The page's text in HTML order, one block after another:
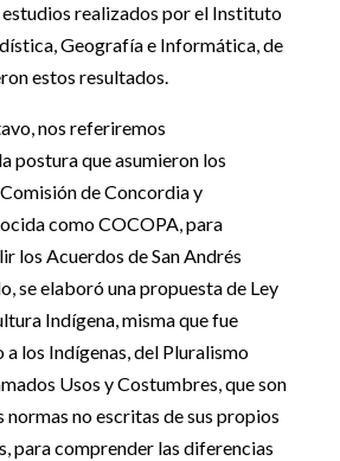
realizados por el Instituto
Geografía e Informática, de
estos resultados.
nos referiremos
postura que asumieron los
de Concordia y
como COCOPA, para
los Acuerdos de San Andrés
se elaboró una propuesta de Ley
Indígena, misma que fue
los Indígenas, del Pluralismo
Usos y Costumbres, que son
normas no escritas de sus propios
para comprender las diferencias